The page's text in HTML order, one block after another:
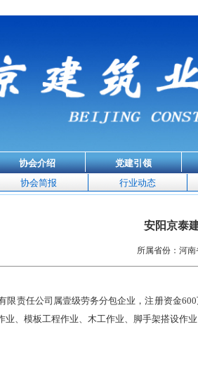
协会介绍
党建引领
协会简报
行业动态
安阳京泰
所属省份：河
限责任公司属壹级劳务分包企业，注册资金600
业、模板工程作业、木工作业、脚手架搭设作